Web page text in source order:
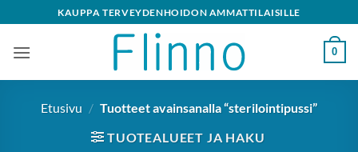
to
content
KAUPPA TERVEYDENHOIDON AMMATTILAISILLE
0
Etusivu / Tuotteet avainsanalla “sterilointipussi”
TUOTEALUEET JA HAKU